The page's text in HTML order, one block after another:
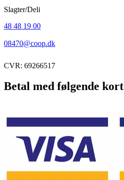
Slagter/Deli
48 48 19 00
08470@coop.dk
CVR: 69266517
Betal med følgende kort